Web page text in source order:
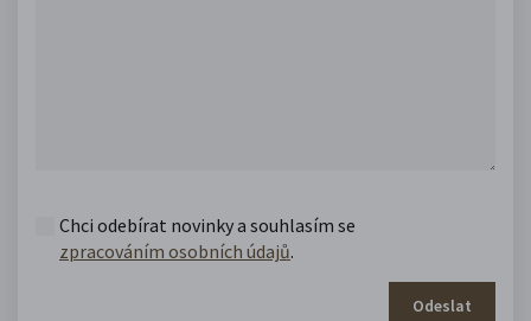
Chci odebírat novinky a souhlasím se
zpracováním osobních údajů.
Odeslat